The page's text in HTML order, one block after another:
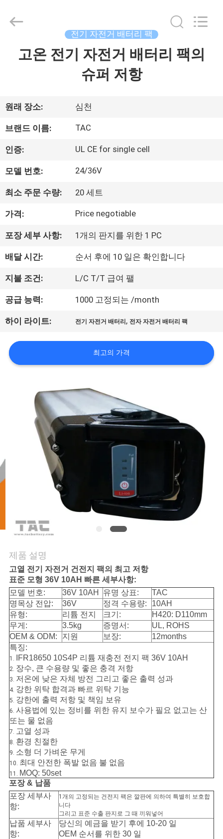
품
동
영
회
사
소
개
공
견
리
기
소
식
케
이
스
조
회
를
요
청
하
2011
Reserved.
전기 자전거 배터리 팩
고온 전기 자전거 배터리 팩의
슈퍼 저항
원래 장소: 심천
브랜드 이름: TAC
인증: UL CE for single cell
모델 번호: 24/36V
최소 주문 수량: 20 세트
가격: Price negotiable
포장 세부 사항: 1개의 판지를 위한 1 PC
배달 시간: 순서 후에 10 일은 확인합니다
지불 조건: L/C T/T 급여 팰
공급 능력: 1000 고정되는 /month
하이 라이트: 전기 자전거 배터리 , 전자 자전거 배터리 팩
최고의 가격
제품 설명
고열 전기 자전거 건전지 팩의 최고 저항
표준 모형 36V 10AH 빠른 세부사항:
모델 번호:
36V 10AH 유명 상표:
TAC
명목상 전압:
36V 정격 수용량:
10AH
유형:
리튬 전지 크기:
H420: D110mm
무게:
3.5kg 증명서:
UL, ROHS
OEM & ODM:
지원 보장:
12months
특징:
1. IFR18650 10S4P 리튬 재충전 전지 팩 36V 10AH
2. 장수, 큰 수용량 및 좋은 충격 저항
3. 저온에 낮은 자체 방전 그리고 좋은 출력 성과
4. 강한 위탁 합격과 빠르 위탁 기능
5. 강한에 출력 저항 및 책임 보유
6. 사용법에 있는 정비를 위한 유지 보수가 필요 없고는 산
또는 물 없음
7. 고열 성과
8. 환경 친절한
9. 소형 더 가벼운 무게
10. 최대 안전한 폭발 없음 불 없음
11. MOQ: 50set
포장 & 납품
포장 세부사
항:
1개의 고정되는 건전지 팩은 깔판에 의하여 특별히 보호합
니다
그리고 표준 수출 판지로 그 때 끼워넣어
납품 세부사
항:
당신의 예금을 받기 후에 10-20 일
OEM 순서를 위한 30 일